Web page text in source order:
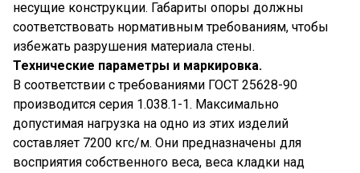
несущие конструкции. Габариты опоры должны
соответствовать нормативным требованиям, чтобы
избежать разрушения материала стены.
Технические параметры и маркировка.
В соответствии с требованиями ГОСТ 25628-90
производится серия 1.038.1-1. Максимально
допустимая нагрузка на одно из этих изделий
составляет 7200 кгс/м. Они предназначены для
восприятия собственного веса, веса кладки над